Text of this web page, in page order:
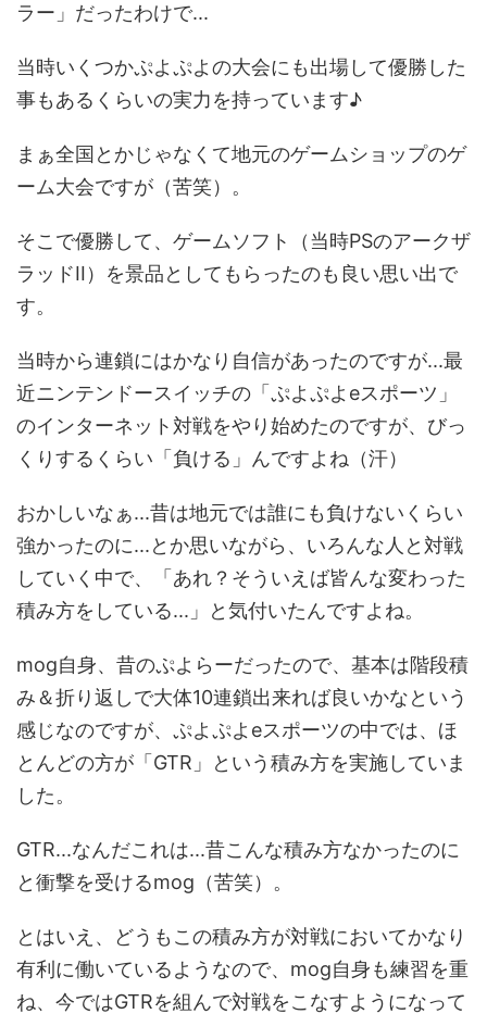
ラー」だったわけで...
当時いくつかぷよぷよの大会にも出場して優勝した
事もあるくらいの実力を持っています♪
まぁ全国とかじゃなくて地元のゲームショップのゲ
ーム大会ですが（苦笑）。
そこで優勝して、ゲームソフト（当時PSのアークザ
ラッドII）を景品としてもらったのも良い思い出で
す。
当時から連鎖にはかなり自信があったのですが...最
近ニンテンドースイッチの「ぷよぷよeスポーツ」
のインターネット対戦をやり始めたのですが、びっ
くりするくらい「負ける」んですよね（汗）
おかしいなぁ...昔は地元では誰にも負けないくらい
強かったのに...とか思いながら、いろんな人と対戦
していく中で、「あれ？そういえば皆んな変わった
積み方をしている...」と気付いたんですよね。
mog自身、昔のぷよらーだったので、基本は階段積
み＆折り返しで大体10連鎖出来れば良いかなという
感じなのですが、ぷよぷよeスポーツの中では、ほ
とんどの方が「GTR」という積み方を実施していま
した。
GTR...なんだこれは...昔こんな積み方なかったのに
と衝撃を受けるmog（苦笑）。
とはいえ、どうもこの積み方が対戦においてかなり
有利に働いているようなので、mog自身も練習を重
ね、今ではGTRを組んで対戦をこなすようになって